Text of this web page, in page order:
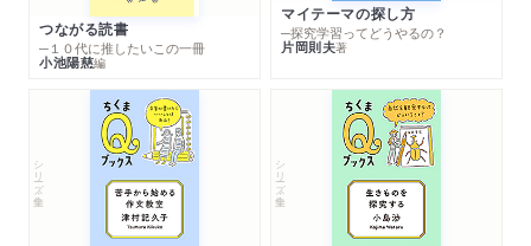
つながる読書
─１０代に推したいこの一冊
小池陽慈編
マイテーマの探し方
─探究学習ってどうやるの？
片岡則夫著
シリーズ・全集 シリーズ・全集